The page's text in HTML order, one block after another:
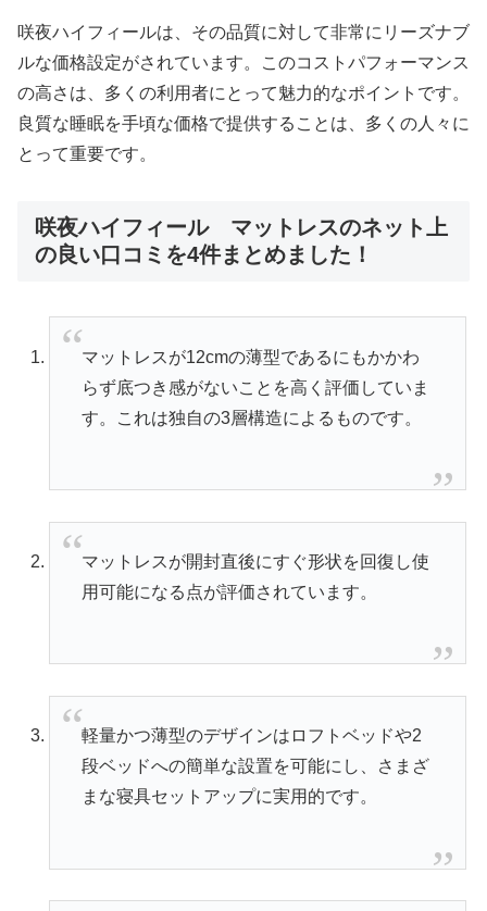
咲夜ハイフィールは、その品質に対して非常にリーズナブ
ルな価格設定がされています。このコストパフォーマンス
の高さは、多くの利用者にとって魅力的なポイントです。
良質な睡眠を手頃な価格で提供することは、多くの人々に
とって重要です。
咲夜ハイフィール マットレスのネット上
の良い口コミを4件まとめました！
マットレスが12cmの薄型であるにもかかわ
らず底つき感がないことを高く評価していま
す。これは独自の3層構造によるものです。
マットレスが開封直後にすぐ形状を回復し使
用可能になる点が評価されています。
軽量かつ薄型のデザインはロフトベッドや2
段ベッドへの簡単な設置を可能にし、さまざ
まな寝具セットアップに実用的です。